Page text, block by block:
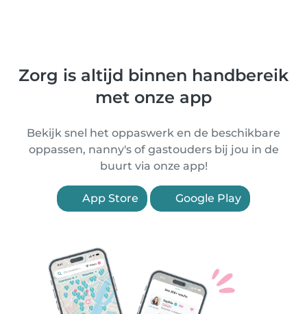
Zorg is altijd binnen handbereik
met onze app
Bekijk snel het oppaswerk en de beschikbare
oppassen, nanny's of gastouders bij jou in de
buurt via onze app!
App Store Google Play